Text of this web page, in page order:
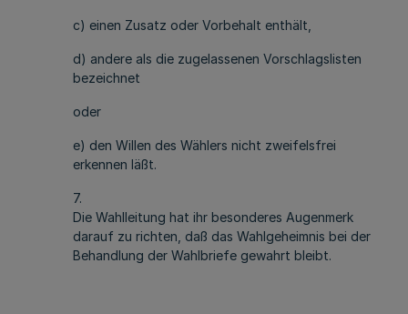
c) einen Zusatz oder Vorbehalt enthält,
d) andere als die zugelassenen Vorschlagslisten
bezeichnet
oder
e) den Willen des Wählers nicht zweifelsfrei
erkennen läßt.
7.
Die Wahlleitung hat ihr besonderes Augenmerk
darauf zu richten, daß das Wahlgeheimnis bei der
Behandlung der Wahlbriefe gewahrt bleibt.